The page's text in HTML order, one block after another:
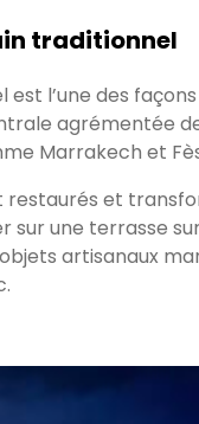
traditionnel
l’une des
agrémentée
Marrakech et
et
une terrasse
artisanaux